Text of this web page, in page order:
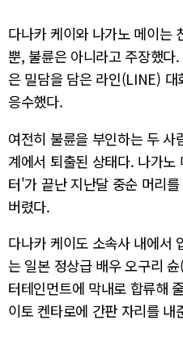
다나카 케이와 나가노 메이는
뿐, 불륜은 아니라고 주장했
은 밀담을 담은 라인(LINE)
응수했다.
여전히 불륜을 부인하는 두
계에서 퇴출된 상태다. 나가
터'가 끝난 지난달 중순 머리
버렸다.
다나카 케이도 소속사 내에서
는 일본 정상급 배우 오구리
터테인먼트에 막내로 합류해
이토 켄타로에 간판 자리를 내